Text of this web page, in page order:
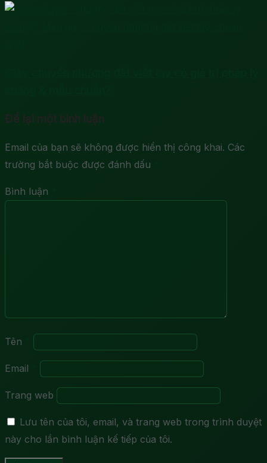
Để lại một bình luận
Email của bạn sẽ không được hiển thị công khai. Các
trường bắt buộc được đánh dấu
Bình luận
Tên
Email
Trang web
Lưu tên của tôi, email, và trang web trong trình duyệt
này cho lần bình luận kế tiếp của tôi.